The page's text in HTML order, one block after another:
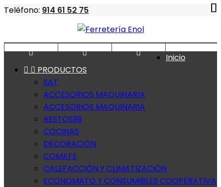
Teléfono: 914 61 52 75
  
Inicio
  PRODUCTOS
SAT
ACCESORIOS MAQUINARIA
ACCESORIOS MAQUINARIA
RESTOS99
COCINAS
DECORACIÓN
COMAFE
CALEFACCIÓN Y CLIMATIZACIÓN
ECONOMATO Y CONSUMIBLES COOPERATIVA